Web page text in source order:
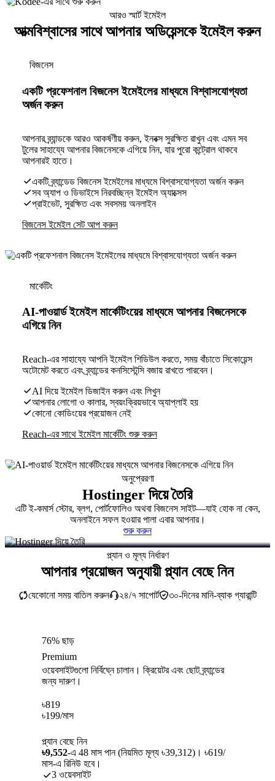
আরও স্মার্ট ইমেইল
আত্মবিশ্বাসের সাথে আপনার অডিয়েন্সকে ইমেইল করুন
বিজনেস
একটি প্রফেশনাল বিজনেস ইমেইলের মাধ্যমে বিশ্বাসযোগ্যতা
অর্জন করুন
আপনার ব্র্যান্ডকে আরও আকর্ষণীয় করুন, ইনবক্স সুরক্ষিত রাখুন এবং এমন সব
টুলের সাহায্যে আপনার বিজনেসকে এগিয়ে নিন, যার পুরো কন্ট্রোল থাকবে
আপনারই হাতে।
একটি ব্র্যান্ডেড বিজনেস ইমেইলের মাধ্যমে বিশ্বাসযোগ্যতা অর্জন করুন
সব অ্যাপ ও ডিভাইসে নিরবচ্ছিন্ন ইমেইল অ্যাক্সেস
প্রাইভেট, সুরক্ষিত এবং সবসময় অনলাইন
বিজনেস ইমেইল সেট আপ করুন
মার্কেটিং
AI-পাওয়ার্ড ইমেইল মার্কেটিংয়ের মাধ্যমে আপনার বিজনেসকে
এগিয়ে নিন
Reach-এর সাহায্যে আপনি ইমেইল শিডিউল করতে, সময় বাঁচাতে সিকোয়েন্স
অটোমেট করতে এবং ব্র্যান্ডের কনসিস্টেন্সি বজায় রাখতে পারবেন।
AI দিয়ে ইমেইল ডিজাইন করুন এবং লিখুন
আপনার লোগো ও কালার, স্বয়ংক্রিয়ভাবে অ্যাপ্লাই হয়
কোনো কোডিংয়ের প্রয়োজন নেই
Reach-এর সাথে ইমেইল মার্কেটিং শুরু করুন
অনুপ্রেরণা
Hostinger দিয়ে তৈরি
এটি ই-কমার্স স্টোর, ব্লগ, পোর্টফোলিও অথবা বিজনেস সাইট—যাই হোক না কেন,
অনলাইনে সফল হওয়ার পালা এবার আপনার।
শুরু করুন
প্ল্যান ও মূল্য নির্ধারণ
আপনার প্রয়োজন অনুযায়ী প্ল্যান বেছে নিন
৩০-দিনের মানি-ব্যাক গ্যারান্টি
যেকোনো সময় বাতিল করুন ২৪/৭ সাপোর্ট
76% ছাড়
Premium
ওয়েবসাইটগুলো নির্বিঘ্নে চালান। ক্রিয়েটর এবং ছোট ব্র্যান্ডের
জন্য দারুণ।
৳819
৳199/মাস
প্ল্যান বেছে নিন
৳9,552-এ 48 মাস পান (নিয়মিত মূল্য ৳39,312)। ৳619/
মাস-এ রিনিউ হবে।
3 ওয়েবসাইট